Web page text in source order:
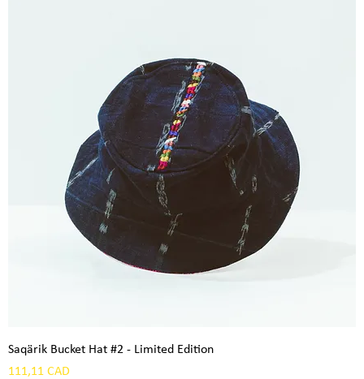
Saqärik Bucket Hat #2 - Limited Edition
Precio
111,11 CAD